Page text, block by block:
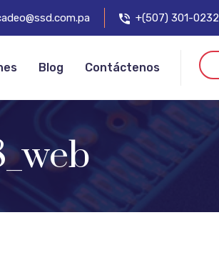
+(507) 301-0232
Blog Contáctenos